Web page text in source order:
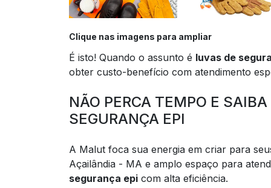
Clique nas imagens para ampliar
É isto! Quando o assunto é luvas de
obter custo-benefício com atendimento
NÃO PERCA TEMPO E
SEGURANÇA EPI
A Malut foca sua energia em criar para
Açailândia - MA e amplo espaço para
segurança epi com alta eficiência.